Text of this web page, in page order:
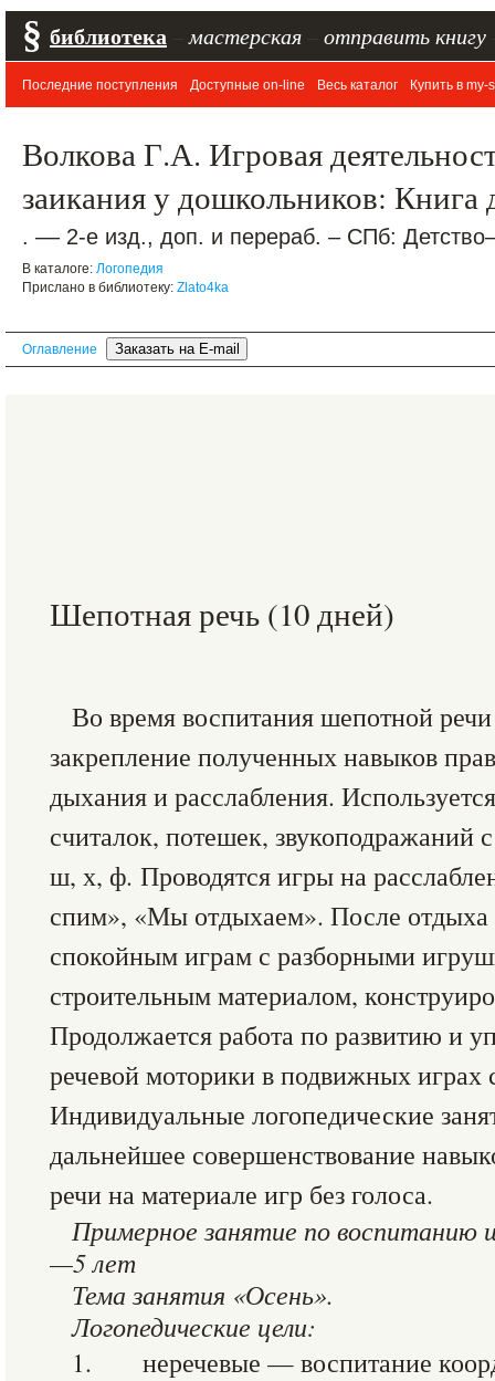
§ библиотека мастерская отправить книгу
Последние поступления Доступные on-line Весь каталог Купить в my-
Волкова Г.А. Игровая
заикания у дошкольников: Книга
. –– 2-е изд., доп. и перераб. – СПб:
В каталоге: Логопедия
Прислано в библиотеку: Zlato4ka
Оглавление
Шепотная речь (10 дней)
Во время воспитания шепотной
закрепление полученных навыков
дыхания и расслабления.
считалок, потешек, звукоподражаний
ш, х, ф. Проводятся игры на
спим», «Мы отдыхаем». После отдыха
спокойным играм с разборными
строительным материалом,
Продолжается работа по развитию и
речевой моторики в подвижных
Индивидуальные логопедические
дальнейшее совершенствование
речи на материале игр без голоса.
Примерное занятие по воспитанию
—5 лет
Тема занятия «Осень».
Логопедические цели:
1. неречевые — воспитание